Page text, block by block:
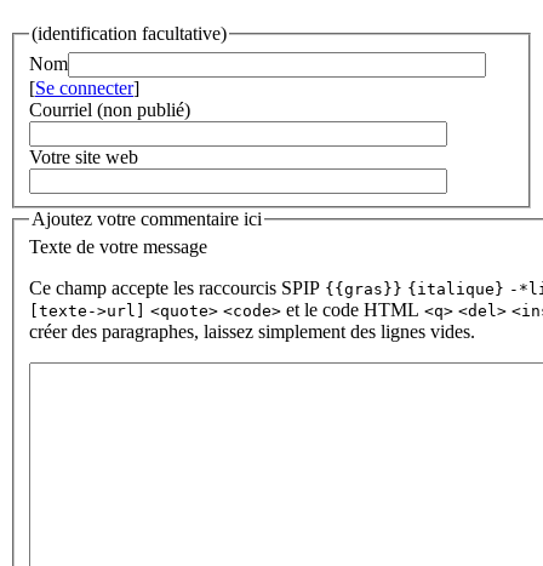
(identification facultative)
Nom
[Se connecter]
Courriel (non publié)
Votre site web
Ajoutez votre commentaire ici
Texte de votre message
Ce champ accepte les raccourcis SPIP {{gras}} {italique} -
[texte->url]
<quote> <code> et le code HTML <q> <del>
créer des paragraphes, laissez simplement des lignes vides.